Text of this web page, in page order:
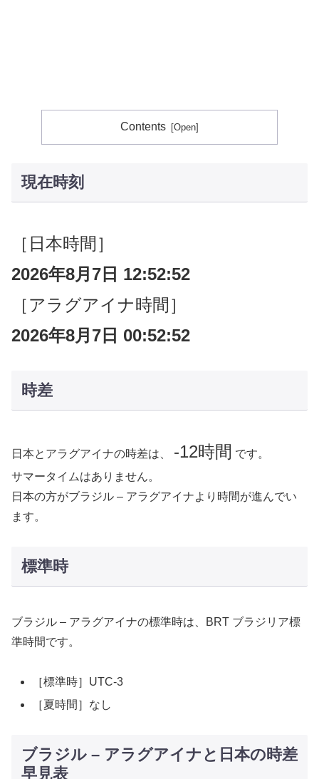
Contents
現在時刻
［日本時間］
2026年8月7日 12:52:53
［アラグアイナ時間］
2026年8月7日 00:52:53
時差
日本とアラグアイナの時差は、 -12時間 です。
サマータイムはありません。
日本の方がブラジル – アラグアイナより時間が進んでい
ます。
標準時
ブラジル – アラグアイナの標準時は、BRT ブラジリア標
準時間です。
［標準時］UTC-3
［夏時間］なし
ブラジル – アラグアイナと日本の時差
早見表